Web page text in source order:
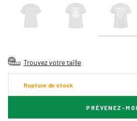
Trouvez votre taille
Rupture de stock
PRÉVENEZ-MOI